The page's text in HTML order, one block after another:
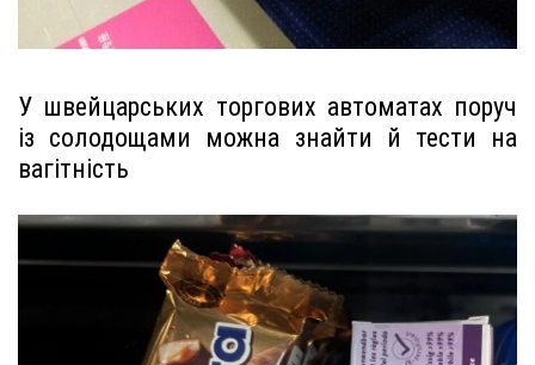
У швейцарських торгових автоматах поруч
із солодощами можна знайти й тести на
вагітність